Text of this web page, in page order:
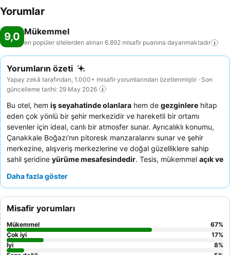
Yorumlar
9,0 Mükemmel
en popüler sitelerden alınan 6.892 misafir puanına dayanmaktadır
Yorumların özeti
Yapay zekâ tarafından, 1.000+ misafir yorumlarından özetlenmiştir · Son
güncelleme tarihi: 29 May 2026
Bu otel, hem iş seyahatinde olanlara hem de gezginlere hitap
eden çok yönlü bir şehir merkezidir ve hareketli bir ortamı
sevenler için ideal, canlı bir atmosfer sunar. Ayrıcalıklı konumu,
Çanakkale Boğazı'nın pitoresk manzaralarını sunar ve şehir
merkezine, alışveriş merkezlerine ve doğal güzelliklere sahip
sahil şeridine yürüme mesafesindedir. Tesis, mükemmel açık ve
sakin birspa alanı
sürekli olarak övmekte ve
"olağanüstü" olarak tanımlanan bir özelliktir. En iyi deneyim için,
modern ve lüks bir konaklama için yakın zamanda yenilenmiş bir
oda rezervasyonu yapmayı düşünebilirsiniz.
Daha fazla göster
Misafir yorumları
Mükemmel 67%
Çok iyi
17%
İyi
8%